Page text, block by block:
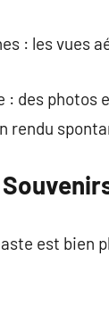
: les vues
: des photos
rendu
est bien